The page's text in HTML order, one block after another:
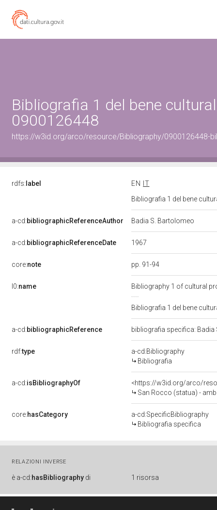
Bibliografia 1 del bene
0900126448
https://w3id.org/arco/resource/Bibliography/0900126448-
rdfs: label EN
IT
Bibliografia 1 del bene
a-cd:bibliographicReferenceAuthor Badia S. Bartolomeo
a-cd:bibliographicReferenceDate 1967
core:note pp. 91-94
l0:name Bibliography 1 of cultural
Bibliografia 1 del bene
a-cd:bibliographicReference bibliografia specifica:
rdf:type
a-cd:Bibliography
Bibliografia
a-cd:isBibliographyOf
<https://w3id.org/arco/
San Rocco (statua) -
core:hasCategory
a-cd:SpecificBibliography
Bibliografia specifica
RELAZIONI INVERSE
è a-cd:hasBibliography di 1 risorsa